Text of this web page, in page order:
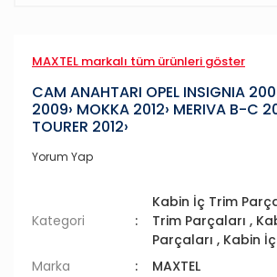
MAXTEL markalı tüm ürünleri göster
CAM ANAHTARI OPEL INSIGNIA
2009› MOKKA 2012› MERIVA B-C
TOURER 2012›
Yorum Yap
Kategori
Kabin İç Trim
Trim Parçaları ,
Parçaları , Kabin
Marka
MAXTEL